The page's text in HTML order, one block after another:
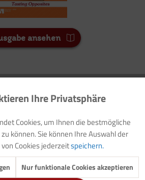
ansehen
Einführung (mit Modellzielen)
Buchtipps)
make the porridge in a pan(mit
Aktiv
Inaktiv
Inaktiv
Ihre Privatsphäre
Cookies, um Ihnen die bestmögliche
können. Sie können Ihre Auswahl der
Cookies jederzeitspeichern.
Nur funktionale Cookies akzeptieren